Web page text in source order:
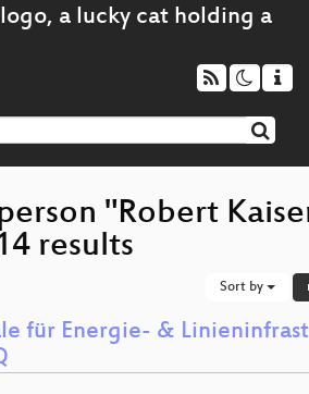
"Robert
results
Sort by
für Energie- &